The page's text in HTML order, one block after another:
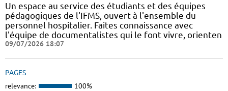
Un espace au service des étudiants et des équipes
pédagogiques de l'IFMS, ouvert à l'ensemble du
personnel hospitalier. Faites connaissance avec
l'équipe de documentalistes qui le font vivre, orienten
09/07/2026 18:07
PAGES
relevance: 100%